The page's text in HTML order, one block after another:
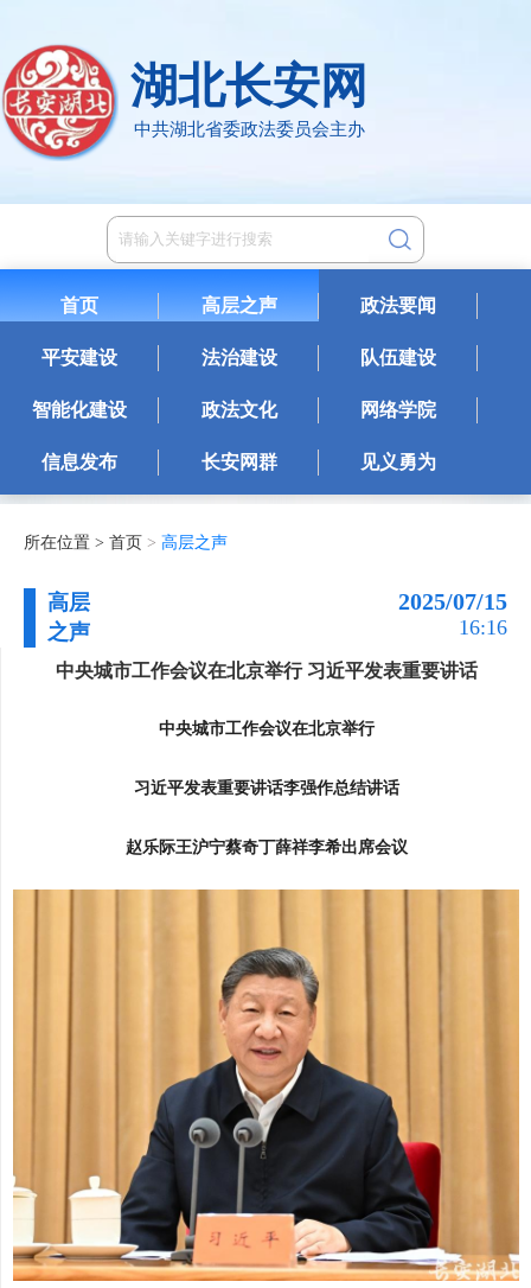
湖北长安网
中共湖北省委政法委员会主办
首页 高层之声 政法要闻
平安建设 法治建设 队伍建设
智能化建设 政法文化 网络学院
信息发布 长安网群 见义勇为
所在位置 > 首页 > 高层之声
高层
之声
2025/07/15
16:16
中央城市工作会议在北京举行 习近平发表重要讲话
中央城市工作会议在北京举行
习近平发表重要讲话李强作总结讲话
赵乐际王沪宁蔡奇丁薛祥李希出席会议